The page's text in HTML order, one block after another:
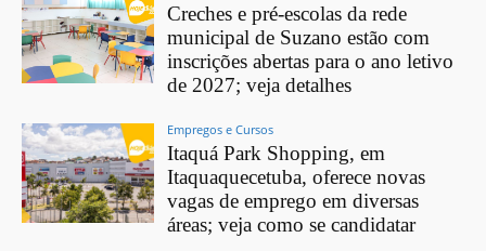
Creches e pré-escolas da rede
municipal de Suzano estão com
inscrições abertas para o ano letivo
de 2027; veja detalhes
Empregos e Cursos
Itaquá Park Shopping, em
Itaquaquecetuba, oferece novas
vagas de emprego em diversas
áreas; veja como se candidatar